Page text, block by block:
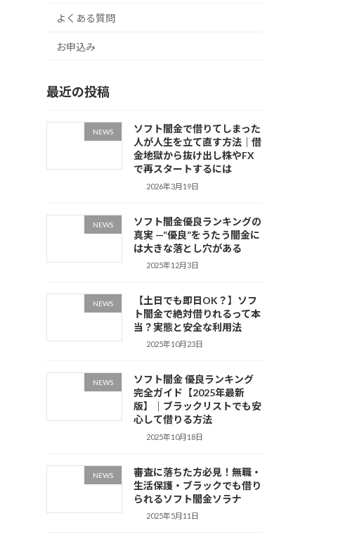
よくある質問
お申込み
最近の投稿
NEWS
ソフト闇金で借りてしまった
人が人生を立て直す方法｜借
金地獄から抜け出し株やFX
で再スタートするには
2026年3月19日
NEWS
ソフト闇金優良ランキングの
真実 —“優良”をうたう闇金に
は大きな落とし穴がある
2025年12月3日
NEWS
【土日でも即日OK？】ソフ
ト闇金で絶対借りれるって本
当？実態と安全な利用法
2025年10月23日
NEWS
ソフト闇金 優良ランキング
完全ガイド【2025年最新
版】｜ブラックリストでも安
心して借りる方法
2025年10月18日
NEWS
審査に落ちた方必見！無職・
生活保護・ブラックでも借り
られるソフト闇金ソラナ
2025年5月11日